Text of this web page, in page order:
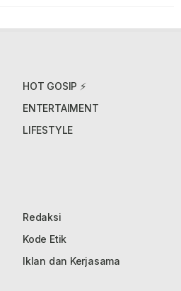
HOT GOSIP ⚡
ENTERTAIMENT
LIFESTYLE
Redaksi
Kode Etik
Iklan dan Kerjasama